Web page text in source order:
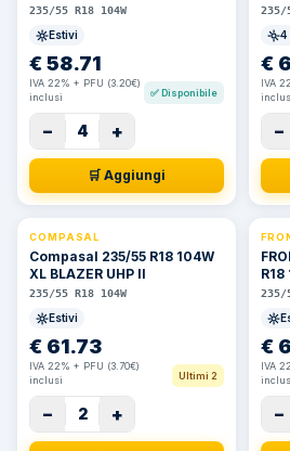
235/55 R18 104W
Estivi
€58.71
IVA 22% + PFU (3.20€)
inclusi
✅Disponibile
− 4 +
🛒 Aggiungi
235/
4
€
IVA
−
COMPASAL
Compasal 235/55 R18 104W
XL BLAZER UHP II
235/55 R18 104W
Estivi
€ 61.73
IVA 22% + PFU (3.70€)
inclusi
Ultimi 2
− 2 +
R18
235/
€
IVA
−